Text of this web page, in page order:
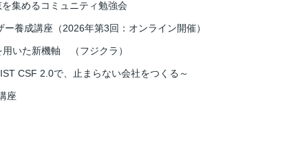
集めるコミュニティ勉強会
養成講座（2026年第3回：オンライン開催）
用いた新機軸 （フジクラ）
CSF 2.0で、止まらない会社をつくる～
座